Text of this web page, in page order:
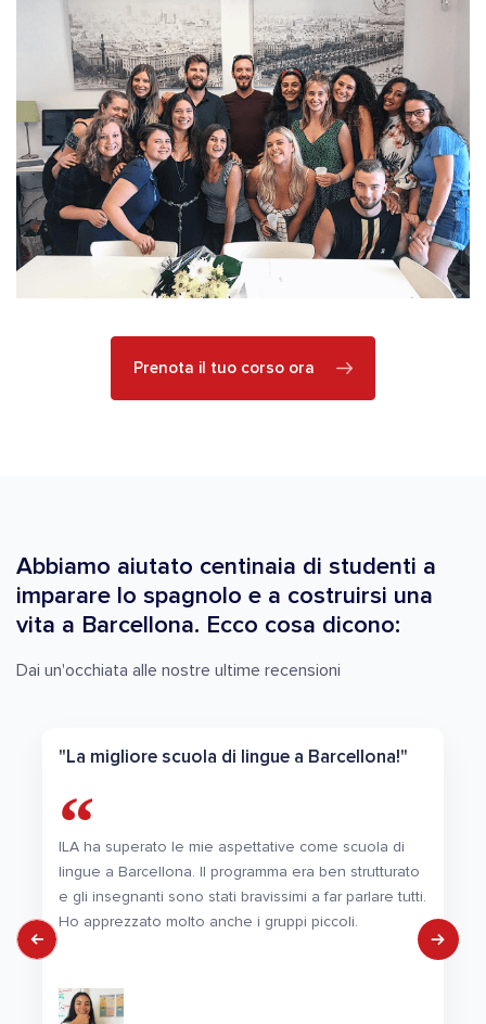
Prenota il tuo corso ora
Abbiamo aiutato centinaia di studenti a
imparare lo spagnolo e a costruirsi una
vita a Barcellona. Ecco cosa dicono:
Dai un'occhiata alle nostre ultime recensioni
"La migliore scuola di lingue a Barcellona!"
ILA ha superato le mie aspettative come scuola di
lingue a Barcellona. Il programma era ben strutturato
e gli insegnanti sono stati bravissimi a far parlare tutti.
Ho apprezzato molto anche i gruppi piccoli.